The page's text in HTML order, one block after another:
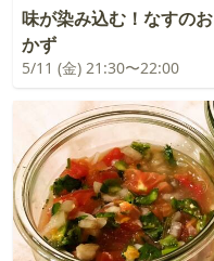
味が染み込む！なすのお
かず
5/11 (金) 21:30〜22:00